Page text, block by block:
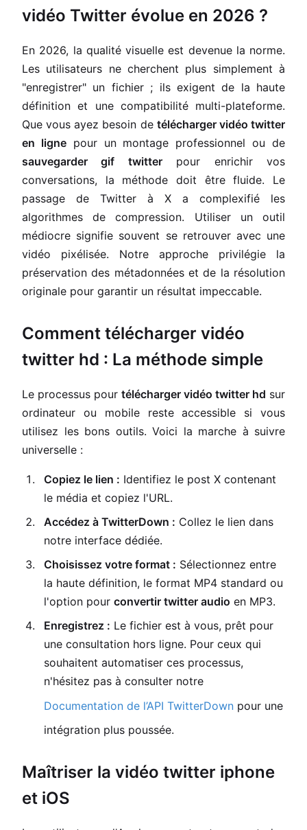
vidéo Twitter évolue en 2026 ?
En 2026, la qualité visuelle est devenue la norme.
Les utilisateurs ne cherchent plus simplement à
"enregistrer" un fichier ; ils exigent de la haute
définition et une compatibilité multi-plateforme.
Que vous ayez besoin de télécharger vidéo twitter
en lignepour un montage professionnel ou de
sauvegarder gif twitterpour enrichir vos
conversations, la méthode doit être fluide. Le
passage de Twitter à X a complexifié les
algorithmes de compression. Utiliser un outil
médiocre signifie souvent se retrouver avec une
vidéo pixélisée. Notre approche privilégie la
préservation des métadonnées et de la résolution
originale pour garantir un résultat impeccable.
Comment télécharger vidéo
twitter hd : La méthode simple
Le processus pour télécharger vidéo twitter hd sur
ordinateur ou mobile reste accessible si vous
utilisez les bons outils. Voici la marche à suivre
universelle :
Copiez le lien : Identifiez le post X contenant
le média et copiez l'URL.
Accédez à TwitterDown : Collez le lien dans
notre interface dédiée.
Choisissez votre format : Sélectionnez entre
la haute définition, le format MP4 standard ou
l'option pour convertir twitter audio en MP3.
Enregistrez : Le fichier est à vous, prêt pour
une consultation hors ligne. Pour ceux qui
souhaitent automatiser ces processus,
n'hésitez pas à consulter notre
Documentation de l’API TwitterDown pour une
intégration plus poussée.
Maîtriser la vidéo twitter iphone
et iOS